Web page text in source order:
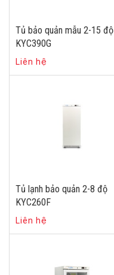
Tủ bảo quản mẫu 2-15 độ
KYC390G
Liên hệ
Tủ lạnh bảo quản 2-8 độ
KYC260F
Liên hệ